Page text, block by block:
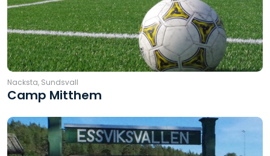
Nacksta, Sundsvall
Camp Mitthem